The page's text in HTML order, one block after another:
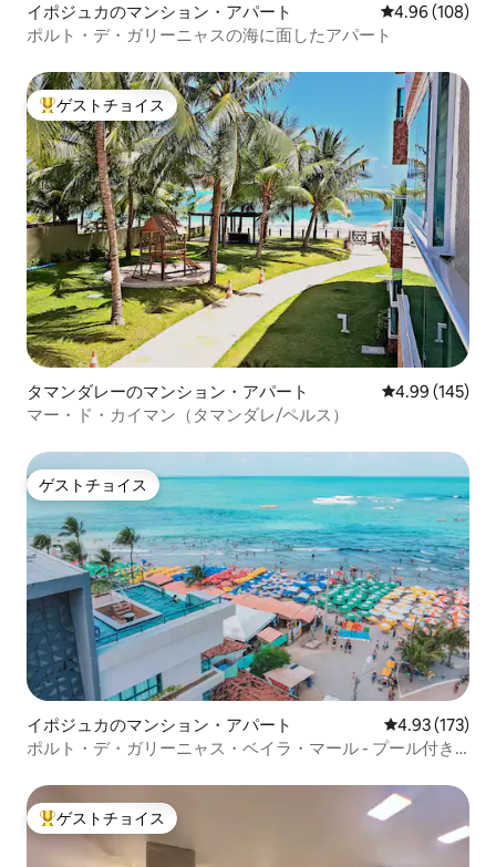
イポジュカのマンション・アパート レビュー108
4.96 (108)
ポルト・デ・ガリーニャスの海に面したアパート
大好評のゲストチョイスです。
ゲストチョイス
タマンダレーのマンション・アパート レビュー145
4.99 (145)
マー・ド・カイマン（タマンダレ/ペルス）
ゲストチョイス
ゲストチョイス
イポジュカのマンション・アパート レビュー173
4.93 (173)
ポルト・デ・ガリーニャス・ベイラ・マール - プール付き
大好評のゲストチョイスです。
ゲストチョイス